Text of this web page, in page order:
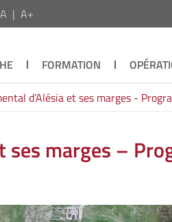
A A+
FORMATION
d’Alésia et ses marges -
ses marges –